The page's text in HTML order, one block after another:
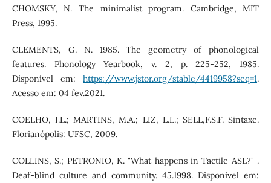
CHOMSKY, N. The minimalist program. Cambridge, MIT
Press, 1995.
CLEMENTS, G. N. 1985. The geometry of phonological
features. Phonology Yearbook, v. 2, p. 225-252, 1985.
Disponível em:https://www.jstor.org/stable/4419958?seq=1.
Acesso em: 04 fev.2021.
COELHO, I.L.; MARTINS, M.A.; LIZ, L.L.; SELL,F.S.F. Sintaxe.
Florianópolis: UFSC, 2009.
COLLINS, S.; PETRONIO, K. "What happens in Tactile ASL?" .
Deaf-blind culture and community. 45.1998. Disponível em: